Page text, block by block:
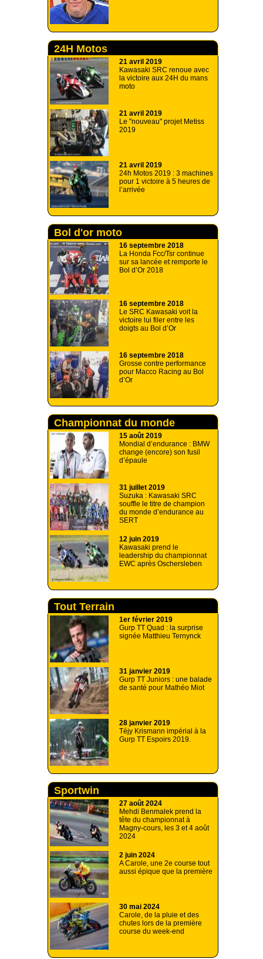
24H Motos
21 avril 2019
Kawasaki SRC renoue avec
la victoire aux 24H du mans
moto
21 avril 2019
Le "nouveau" projet Metiss
2019
21 avril 2019
24h Motos 2019 : 3 machines
pour 1 victoire à 5 heures de
l’arrivée
Bol d'or moto
16 septembre 2018
La Honda Fcc/Tsr continue
sur sa lancée et remporte le
Bol d’Or 2018
16 septembre 2018
Le SRC Kawasaki voit la
victoire lui filer entre les
doigts au Bol d’Or
16 septembre 2018
Grosse contre performance
pour Macco Racing au Bol
d’Or
Championnat du monde
d'endurance
15 août 2019
Mondial d’endurance : BMW
change (encore) son fusil
d’épaule
31 juillet 2019
Suzuka : Kawasaki SRC
souffle le titre de champion
du monde d’endurance au
SERT
12 juin 2019
Kawasaki prend le
leadership du championnat
EWC après Oschersleben
Tout Terrain
1er février 2019
Gurp TT Quad : la surprise
signée Matthieu Ternynck
31 janvier 2019
Gurp TT Juniors : une balade
de santé pour Mathéo Miot
28 janvier 2019
Téjy Krismann impérial à la
Gurp TT Espoirs 2019.
Sportwin
27 août 2024
Mehdi Benmalek prend la
tête du championnat à
Magny-cours, les 3 et 4 août
2024
2 juin 2024
A Carole, une 2e course tout
aussi épique que la première
30 mai 2024
Carole, de la pluie et des
chutes lors de la première
course du week-end